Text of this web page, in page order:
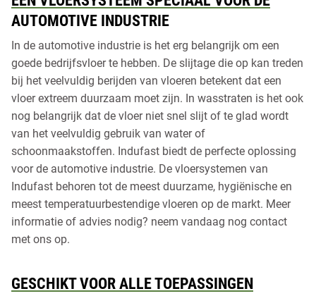
AUTOMOTIVE INDUSTRIE
In de automotive industrie is het erg belangrijk om een
goede bedrijfsvloer te hebben. De slijtage die op kan treden
bij het veelvuldig berijden van vloeren betekent dat een
vloer extreem duurzaam moet zijn. In wasstraten is het ook
nog belangrijk dat de vloer niet snel slijt of te glad wordt
van het veelvuldig gebruik van water of
schoonmaakstoffen. Indufast biedt de perfecte oplossing
voor de automotive industrie. De vloersystemen van
Indufast behoren tot de meest duurzame, hygiënische en
meest temperatuurbestendige vloeren op de markt. Meer
informatie of advies nodig? neem vandaag nog contact
met ons op.
GESCHIKT VOOR ALLE TOEPASSINGEN